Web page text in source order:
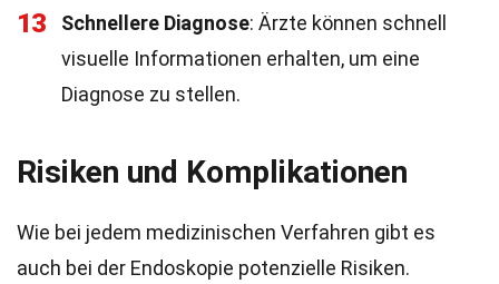
13 Schnellere Diagnose: Ärzte können schnell
visuelle Informationen erhalten, um eine
Diagnose zu stellen.
Risiken und Komplikationen
Wie bei jedem medizinischen Verfahren gibt es
auch bei der Endoskopie potenzielle Risiken.